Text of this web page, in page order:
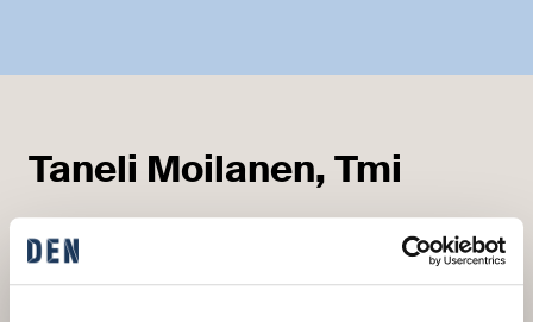
Taneli Moilanen, Tmi
”Olen tykännyt DENin kohteista kautta aikain.Työn
nopea tempo, monet toistot ja kilpailuhenkiset
työtoverit ovat hioneet turhat liikkeet pois.”